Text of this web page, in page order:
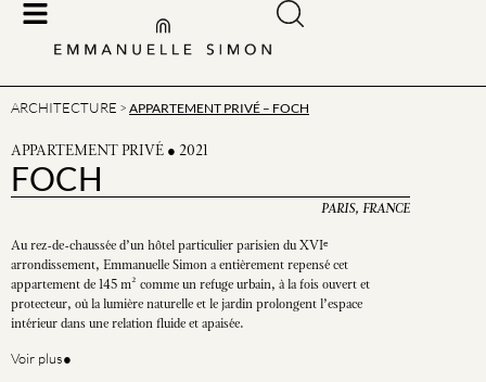
ARCHITECTURE > APPARTEMENT PRIVÉ – FOCH
APPARTEMENT PRIVÉ ● 2021
FOCH
PARIS, FRANCE
Au rez-de-chaussée d’un hôtel particulier parisien du XVIᵉ
arrondissement, Emmanuelle Simon a entièrement repensé cet
appartement de 145 m² comme un refuge urbain, à la fois ouvert et
protecteur, où la lumière naturelle et le jardin prolongent l’espace
intérieur dans une relation fluide et apaisée.
Voir plus●